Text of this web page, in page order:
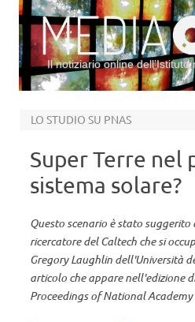
Il notiziario online
LO STUDIO SU PNAS
Super Terre nel
sistema solare?
Questo scenario è stato
ricercatore del Caltech che si
Gregory Laughlin dell'Università
articolo che appare nell'edizione
Proceedings of National Academy